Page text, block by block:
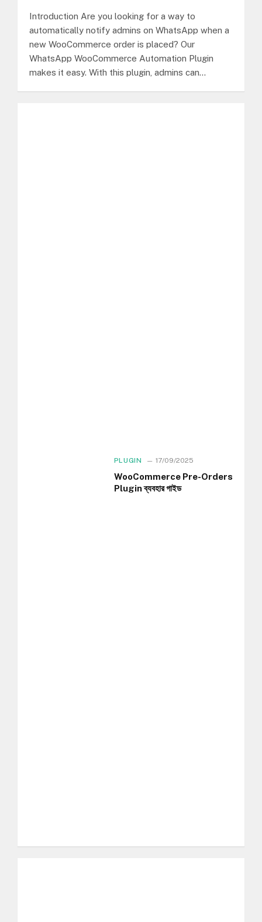
Introduction Are you looking for a way to
automatically notify admins on WhatsApp when a
new WooCommerce order is placed? Our
WhatsApp WooCommerce Automation Plugin
makes it easy. With this plugin, admins can…
PLUGIN 17/09/2025
WooCommerce Pre-Orders
Plugin ব্যবহার গাইড